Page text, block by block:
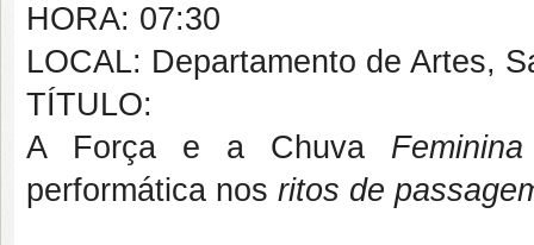
HORA: 07:30
LOCAL: Departamento de Artes,
TÍTULO:
A Força e a Chuva
performática nos ritos de